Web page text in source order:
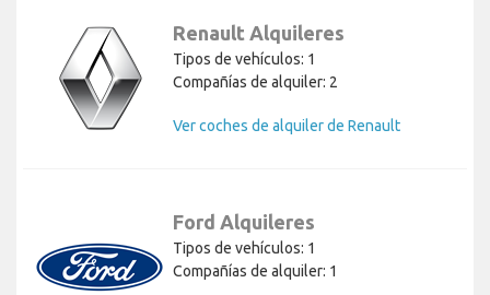
Renault Alquileres
Tipos de vehículos: 1
Compañías de alquiler: 2
Ver coches de alquiler de Renault
Ford Alquileres
Tipos de vehículos: 1
Compañías de alquiler: 1